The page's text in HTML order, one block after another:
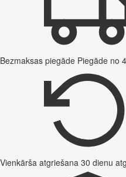
Bezmaksas piegāde Piegāde no
Vienkārša atgriešana 30 dienu